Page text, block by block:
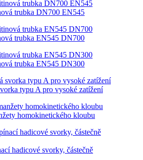
trubka DN700 EN545
trubka EN545 DN700
trubka EN545 DN300
typu A pro vysoké zatížení
homokinetického kloubu
hadicové svorky, částečně